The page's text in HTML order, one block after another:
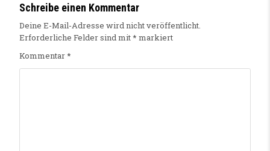
Schreibe einen Kommentar
Deine E-Mail-Adresse wird nicht veröffentlicht.
Erforderliche Felder sind mit* markiert
Kommentar*